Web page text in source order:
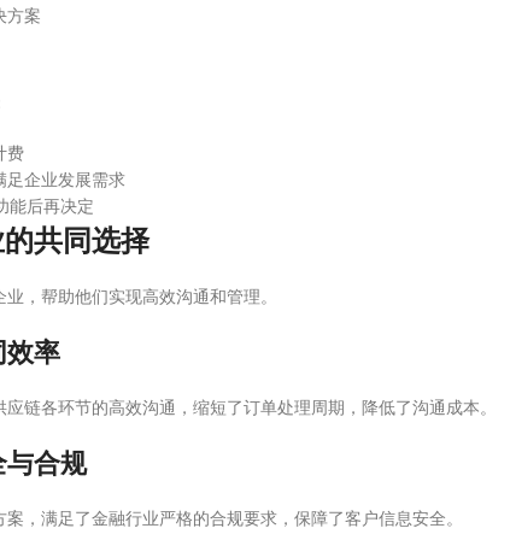
方案
费
足企业发展需求
能后再决定
共同选择
，帮助他们实现高效沟通和管理。
效率
链各环节的高效沟通，缩短了订单处理周期，降低了沟通成本。
与合规
，满足了金融行业严格的合规要求，保障了客户信息安全。